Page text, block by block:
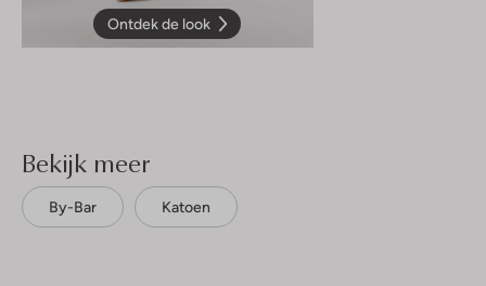
Ontdek de look
Bekijk meer
By-Bar Katoen